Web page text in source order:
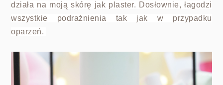
działa na moją skórę jak plaster. Dosłownie, łagodzi
wszystkie podrażnienia tak jak w przypadku
oparzeń.